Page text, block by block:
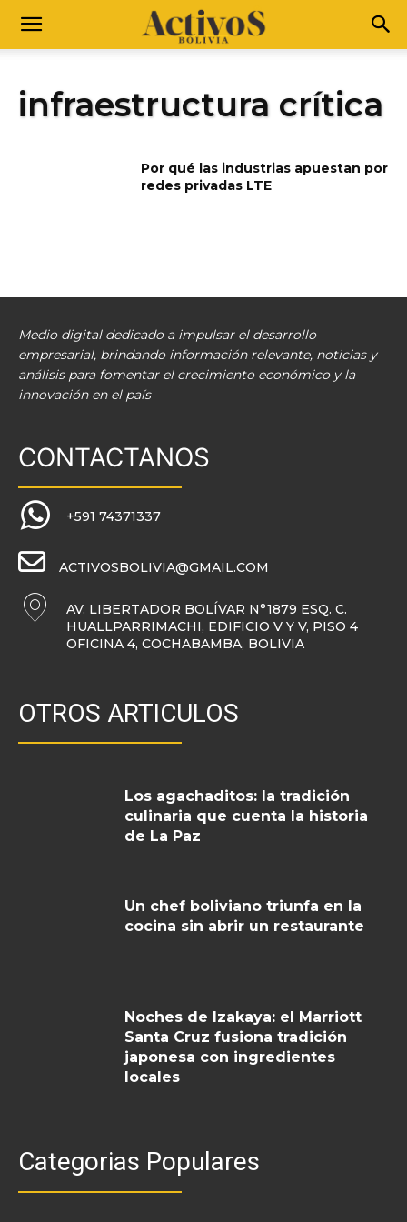
infraestructura crítica
Por qué las industrias apuestan por
redes privadas LTE
Medio digital dedicado a impulsar el desarrollo
empresarial, brindando información relevante, noticias y
análisis para fomentar el crecimiento económico y la
innovación en el país
CONTACTANOS
+591 74371337
ACTIVOSBOLIVIA@GMAIL.COM
AV. LIBERTADOR BOLÍVAR N°1879 ESQ. C.
HUALLPARRIMACHI, EDIFICIO V Y V, PISO 4
OFICINA 4, COCHABAMBA, BOLIVIA
OTROS ARTICULOS
Los agachaditos: la tradición
culinaria que cuenta la historia
de La Paz
Un chef boliviano triunfa en la
cocina sin abrir un restaurante
Noches de Izakaya: el Marriott
Santa Cruz fusiona tradición
japonesa con ingredientes
locales
Categorias Populares